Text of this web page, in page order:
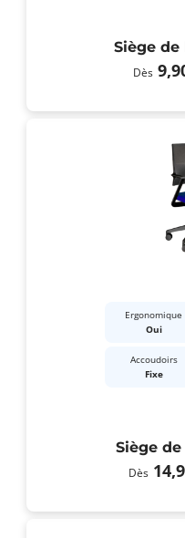
Siège de
Dès
Ergonomique
Oui
Accoudoirs
Fixe
Siège
Dès